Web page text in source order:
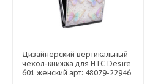
Дизайнерский вертикальный
чехол-книжка для HTC Desire
601 женский арт: 48079-22946